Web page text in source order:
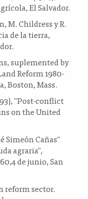
El Salvador.
M. Childress y R.
de la tierra,
suplemented by
Reform 1980-
Boston, Mass.
"Post-conflict
on the United
Simeón Cañas"
agraria",
de junio, San
reform sector.